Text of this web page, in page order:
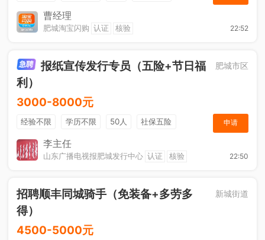
奖励计划
加班补助
曹经理
肥城淘宝闪购 认证 核验 22:52
报纸宣传发行专员（五险+节日福
利）
肥城市区
3000-8000元
经验不限 学历不限 50人
社保五险
节日福利
销售奖金
申请
李主任
山东广播电视报肥城发行中心 认证 核验 22:50
招聘顺丰同城骑手（免装备+多劳多
得）
新城街道
4500-5000元